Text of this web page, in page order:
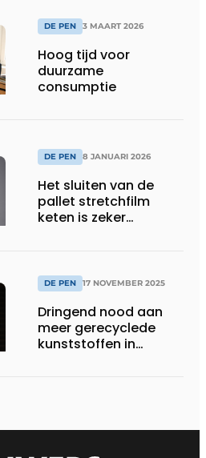
DE PEN 3 MAART 2026
Hoog tijd voor
duurzame
consumptie
DE PEN 8 JANUARI 2026
Het sluiten van de
pallet stretchfilm
keten is zeker
DE PEN 17 NOVEMBER 2025
Dringend nood aan
meer gerecyclede
kunststoffen in